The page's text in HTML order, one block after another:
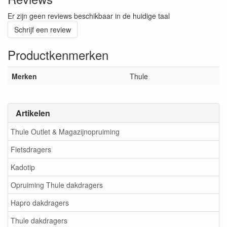
Artikelen
Thule Outlet & Magazijnopruiming
Fietsdragers
Kadotip
Opruiming Thule dakdragers
Hapro dakdragers
Thule dakdragers
Er zijn geen reviews beschikbaar in de huidige taal
Schrijf een review
Productkenmerken
Merken Thule